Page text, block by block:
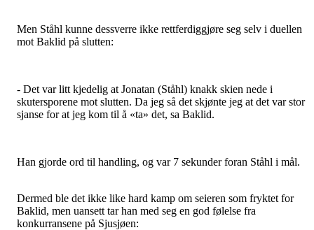
Men Ståhl kunne dessverre ikke rettferdiggjøre seg selv i duellen
mot Baklid på slutten:
- Det var litt kjedelig at Jonatan (Ståhl) knakk skien nede i
skutersporene mot slutten. Da jeg så det skjønte jeg at det var stor
sjanse for at jeg kom til å «ta» det, sa Baklid.
Han gjorde ord til handling, og var 7 sekunder foran Ståhl i mål.
Dermed ble det ikke like hard kamp om seieren som fryktet for
Baklid, men uansett tar han med seg en god følelse fra
konkurransene på Sjusjøen: